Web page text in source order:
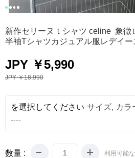
1
新作セリーヌｔシャツ celine 象徴
半袖Tシャツカジュアル服レデイー
JPY ￥5,990
JPY ￥18,990
を選択してください サイズ, カラ
----
数量 : 利用可能な